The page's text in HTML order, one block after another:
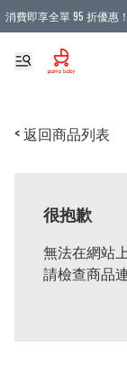
消費即享全單 95 折優惠！
購物滿 HKD 900.00即享
< 返回商品列表
很抱歉
無法在網站
請檢查商品